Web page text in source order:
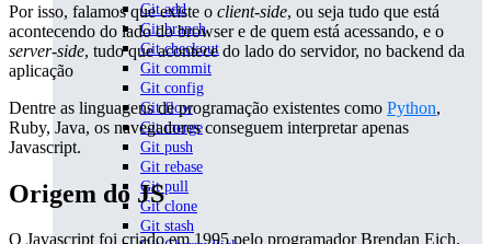
Git add
Git branch
Git checkout
Git commit
Git config
Git flow
Git merge
Git push
Git rebase
Git pull
Git clone
Git stash
Por isso, falamos que existe o client-side, ou seja tudo que está
acontecendo do lado do browser e de quem está acessando, e o
server-side, tudo que acontece do lado do servidor, no backend da
aplicação
Dentre as linguagens de programação existentes como Python,
Ruby, Java, os navegadores conseguem interpretar apenas
Javascript.
Origem do JS
O Javascript foi criado em 1995 pelo programador Brendan Eich.